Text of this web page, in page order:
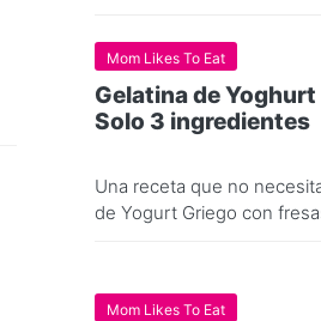
Mom Likes To Eat
Gelatina de
Solo 3 ingredientes
Una receta que no
de Yogurt Griego con
Mom Likes To Eat